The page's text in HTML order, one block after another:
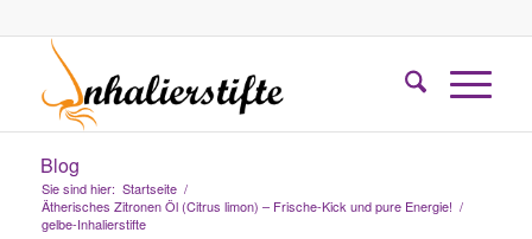
Blog
Sie sind hier: Startseite /
Ätherisches Zitronen Öl (Citrus limon) – Frische-Kick und pure Energie! /
gelbe-Inhalierstifte